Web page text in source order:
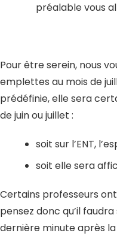
préalable vous
Pour être serein, nous
emplettes au mois de
prédéfinie, elle sera
de juin ou juillet :
soit sur l’ENT,
soit elle sera
Certains professeurs
pensez donc qu’il
dernière minute après